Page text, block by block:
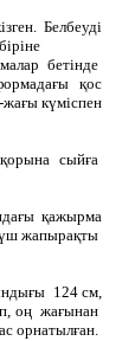
Белбеуді
бір-біріне
бетінде
қос
күміспен
сыйға
қажырма
жапырақты
124 см,
оң жағынан
орнатылған.